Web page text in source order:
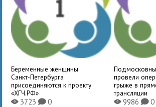
Беременные женщины
Санкт-Петербурга
присоединяются к проекту
«ХГЧ.РФ»
X3723K0
провели
грыже в
трансляции
X9986 K0